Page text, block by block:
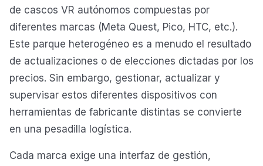
de cascos VR autónomos compuestas por
diferentes marcas (Meta Quest, Pico, HTC, etc.).
Este parque heterogéneo es a menudo el resultado
de actualizaciones o de elecciones dictadas por los
precios. Sin embargo, gestionar, actualizar y
supervisar estos diferentes dispositivos con
herramientas de fabricante distintas se convierte
en una pesadilla logística.
Cada marca exige una interfaz de gestión,